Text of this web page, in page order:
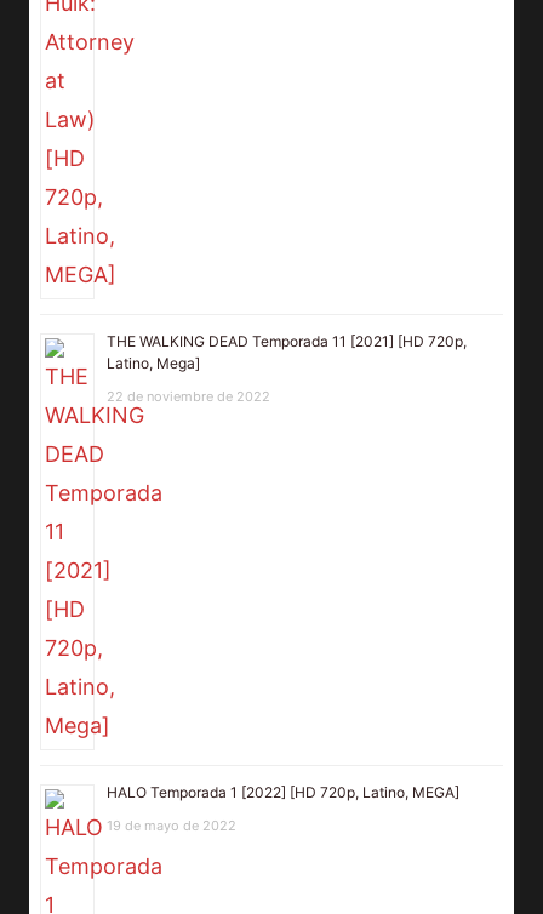
THE WALKING DEAD Temporada 11 [2021] [HD 720p,
Latino, Mega]
22 de noviembre de 2022
HALO Temporada 1 [2022] [HD 720p, Latino, MEGA]
19 de mayo de 2022